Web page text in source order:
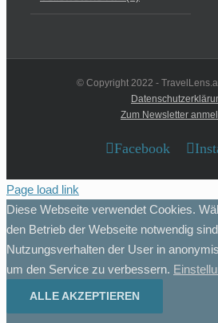
© Copyright 2022 -
Zum Newsletter
Facebook
Page load link
Diese Webseite verwendet Cookies.
den Betrieb der Webseite notwendig
Nutzungsverhalten der User in
um den Service zu verbessern.
ALLE AKZEPTIEREN